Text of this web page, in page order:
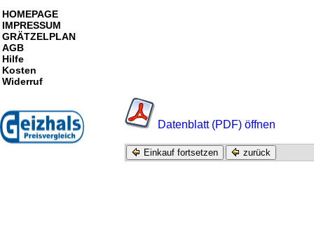
Datenblatt (PDF) öffnen
Einkauf fortsetzen zurück
HOMEPAGE
IMPRESSUM
GRÄTZELPLAN
AGB
Hilfe
Kosten
Widerruf